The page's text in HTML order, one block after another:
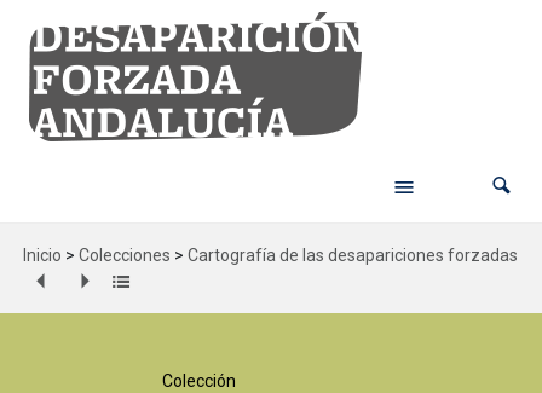
Inicio > Colecciones > Cartografía de las desapariciones forzadas
Colección